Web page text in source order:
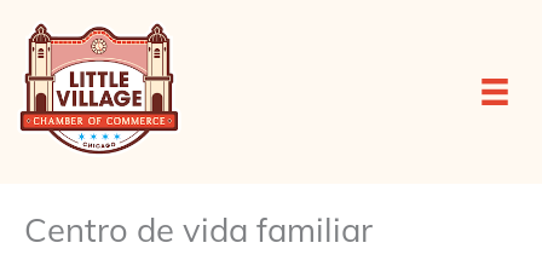
contenido
Centro de vida familiar